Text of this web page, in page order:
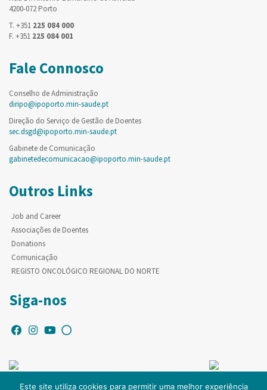
4200-072 Porto
T. +351 225 084 000
F. +351 225 084 001
Fale Connosco
Conselho de Administração
diripo@ipoporto.min-saude.pt
Direção do Serviço de Gestão de Doentes
sec.dsgd@ipoporto.min-saude.pt
Gabinete de Comunicação
gabinetedecomunicacao@ipoporto.min-saude.pt
Outros Links
Job and Career
Associações de Doentes
Donations
Comunicação
REGISTO ONCOLÓGICO REGIONAL DO NORTE
Siga-nos
Este site utiliza cookies para permitir uma melhor experiência